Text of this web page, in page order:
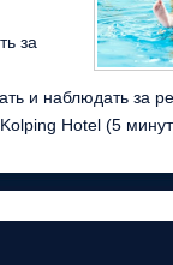
за
и наблюдать за
Hotel (5